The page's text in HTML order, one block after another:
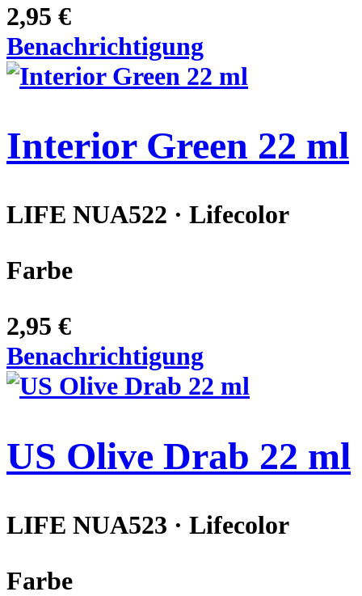
2,95 €
Benachrichtigung
Interior Green 22 ml
LIFE NUA522 · Lifecolor
Farbe
2,95 €
Benachrichtigung
US Olive Drab 22 ml
LIFE NUA523 · Lifecolor
Farbe